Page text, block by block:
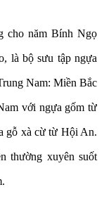
cho năm Bính Ngọ
là bộ sưu tập ngựa
Nam: Miền Bắc
với ngựa gốm từ
gỗ xà cừ từ Hội An.
thường xuyên suốt